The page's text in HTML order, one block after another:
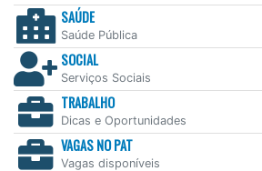
SAÚDE
Saúde Pública
SOCIAL
Serviços Sociais
TRABALHO
Dicas e Oportunidades
VAGAS NO PAT
Vagas disponíveis